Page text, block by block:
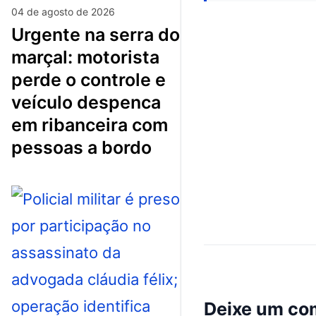
04 de agosto de 2026
urgente na serra do
marçal: motorista
perde o controle e
veículo despenca
em ribanceira com
pessoas a bordo
Deixe um